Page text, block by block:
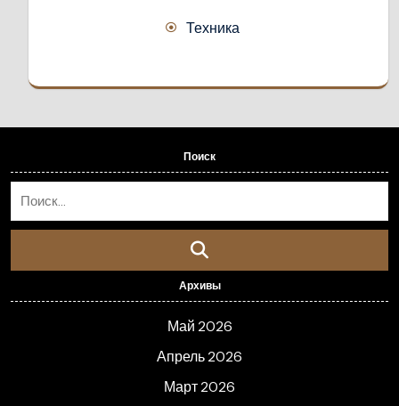
Техника
Поиск
Архивы
Май 2026
Апрель 2026
Март 2026